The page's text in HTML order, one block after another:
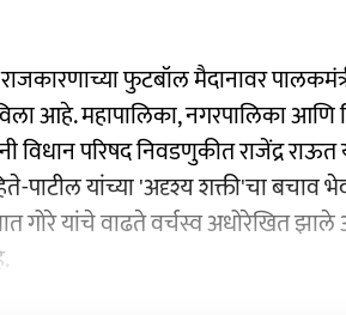
राजकारणाच्या फुटबॉल मैदानावर
आहे. महापालिका, नगरपालिका
विधान परिषद निवडणुकीत राजेंद्र
पाटील यांच्या 'अदृश्य शक्ती'चा बचाव
गोरे यांचे वाढते वर्चस्व अधोरेखित